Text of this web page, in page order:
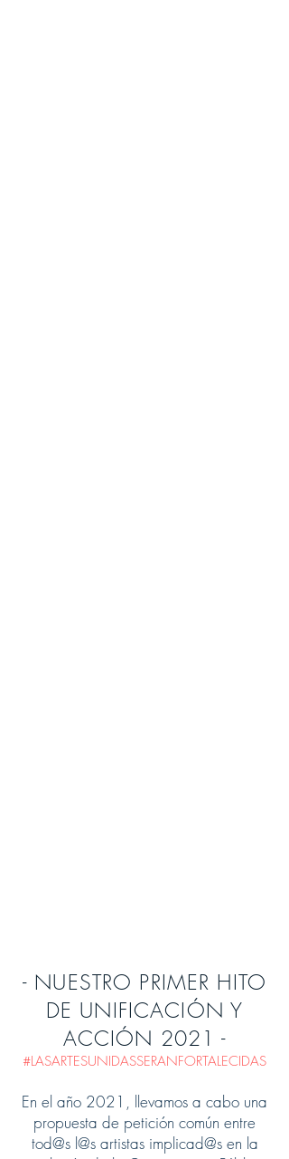
- NUESTRO PRIMER HITO
DE UNIFICACIÓN Y
ACCIÓN 2021 -
#LASARTESUNIDASSERANFORTALECIDAS
En el año 2021, llevamos a cabo una
propuesta de petición común entre
tod@s l@s artistas implicad@s en la